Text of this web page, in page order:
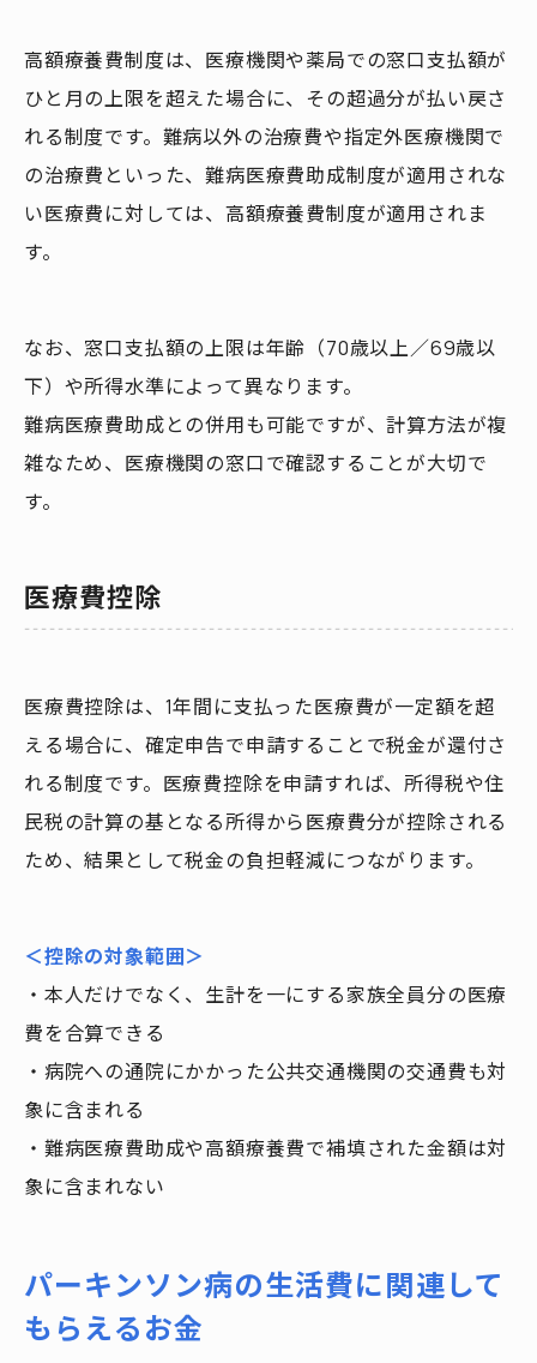
高額療養費制度は、医療機関や薬局での窓口支払額が
ひと月の上限を超えた場合に、その超過分が払い戻さ
れる制度です。難病以外の治療費や指定外医療機関で
の治療費といった、難病医療費助成制度が適用されな
い医療費に対しては、高額療養費制度が適用されま
す。
なお、窓口支払額の上限は年齢（70歳以上／69歳以
下）や所得水準によって異なります。
難病医療費助成との併用も可能ですが、計算方法が複
雑なため、医療機関の窓口で確認することが大切で
す。
医療費控除
医療費控除は、1年間に支払った医療費が一定額を超
える場合に、確定申告で申請することで税金が還付さ
れる制度です。医療費控除を申請すれば、所得税や住
民税の計算の基となる所得から医療費分が控除される
ため、結果として税金の負担軽減につながります。
＜控除の対象範囲＞
・本人だけでなく、生計を一にする家族全員分の医療
費を合算できる
・病院への通院にかかった公共交通機関の交通費も対
象に含まれる
・難病医療費助成や高額療養費で補填された金額は対
象に含まれない
パーキンソン病の生活費に関連して
もらえるお金